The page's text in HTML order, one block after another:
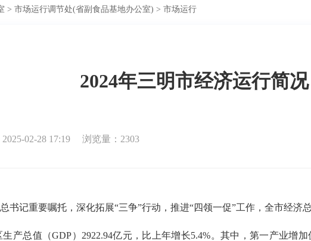
> 市场运行调节处(省副食品基地办公室) > 市场运行
2024年三明市经济运行简况
02-28 17:19 浏览量：2303
记重要嘱托，深化拓展“三争”行动，推进“四领一促”工作，全市经济总
总值（GDP）2922.94亿元，比上年增长5.4%。其中，第一产业增加